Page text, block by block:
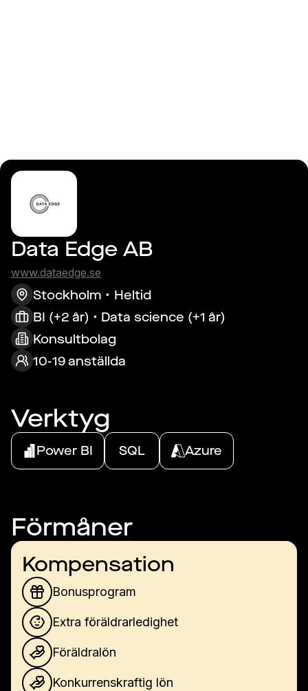
Data Edge AB
www.dataedge.se
Stockholm
Heltid
BI (+2 år) • Data science (+1 år)
Konsultbolag
10-19 anställda
Verktyg
Power BI SQL Azure
Förmåner
Kompensation
Bonusprogram
Extra föräldrarledighet
Föräldralön
Konkurrenskraftig lön